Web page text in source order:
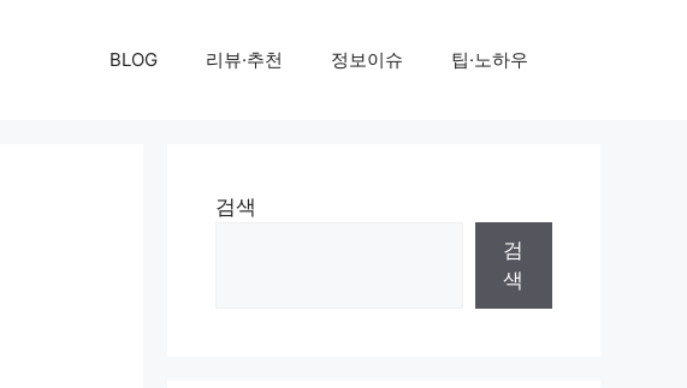
BLOG 리뷰·추천 정보이슈 팁·노하우
검색
검
색